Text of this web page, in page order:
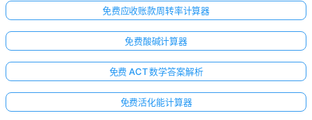
免费应收账款周转率计算器
免费酸碱计算器
免费 ACT 数学答案解析
免费活化能计算器